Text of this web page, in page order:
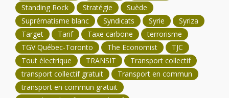
Standing Rock
Stratégie
Suède
Suprématisme blanc
Syndicats Syrie
Syriza
Target
Tarif Taxe carbone
terrorisme
TGV Québec-Toronto
The Economist
TJC
Tout électrique
TRANSIT
Transport collectif
transport collectif gratuit
Transport en commun
transport en commun gratuit